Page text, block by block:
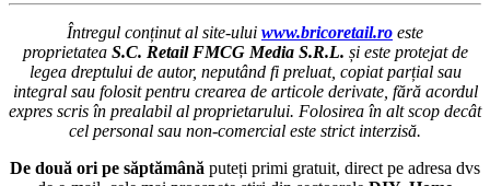
Întregul conținut al site-ului www.bricoretail.ro este
proprietatea S.C. Retail FMCG Media S.R.L. și este protejat de
legea dreptului de autor, neputând fi preluat, copiat parțial sau
integral sau folosit pentru crearea de articole derivate, fără acordul
expres scris în prealabil al proprietarului. Folosirea în alt scop decât
cel personal sau non-comercial este strict interzisă.
De două ori pe săptămână puteți primi gratuit, direct pe adresa dvs